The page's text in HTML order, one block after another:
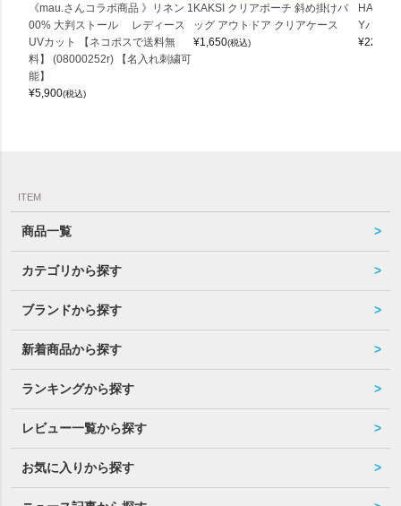
《mau.さんコラボ商品 》リネン 1
00% 大判ストール レディース
UVカット 【ネコポスで送料無
料】 (08000252r) 【名入れ刺繍可
能】
¥5,900(税込)
KAKSI クリアポーチ 斜め掛けバ
ッグ アウトドア クリアケース
¥1,650(税込)
Yバッグ
¥22,000
ITEM
商品一覧
カテゴリから探す
ブランドから探す
新着商品から探す
ランキングから探す
レビュー一覧から探す
お気に入りから探す